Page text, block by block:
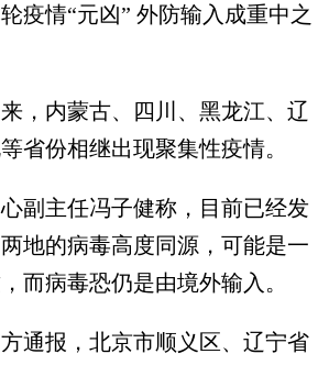
情“元凶” 外防输入成重中之
内蒙古、四川、黑龙江、辽
省份相继出现聚集性疫情。
主任冯子健称，目前已经发
地的病毒高度同源，可能是一
而病毒恐仍是由境外输入。
报，北京市顺义区、辽宁省